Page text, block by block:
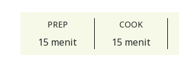
PREP
15 menit
COOK
15 menit